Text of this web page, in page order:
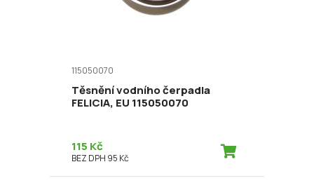
115050070
Těsnění vodního čerpadla
FELICIA, EU 115050070
115 Kč
BEZ DPH 95 Kč